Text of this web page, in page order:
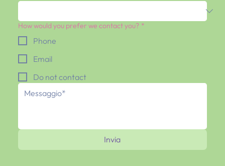
How would you prefer we contact you? *
Phone
Email
Do not contact
Invia